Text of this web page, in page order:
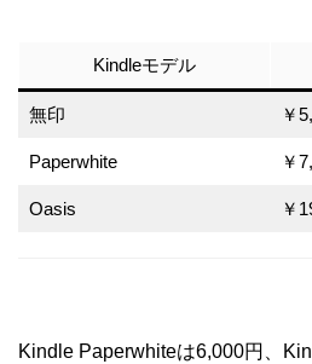
Kindleモデル
無印 ￥
Paperwhite ￥
Oasis ￥
Kindle Paperwhiteは6,000円、